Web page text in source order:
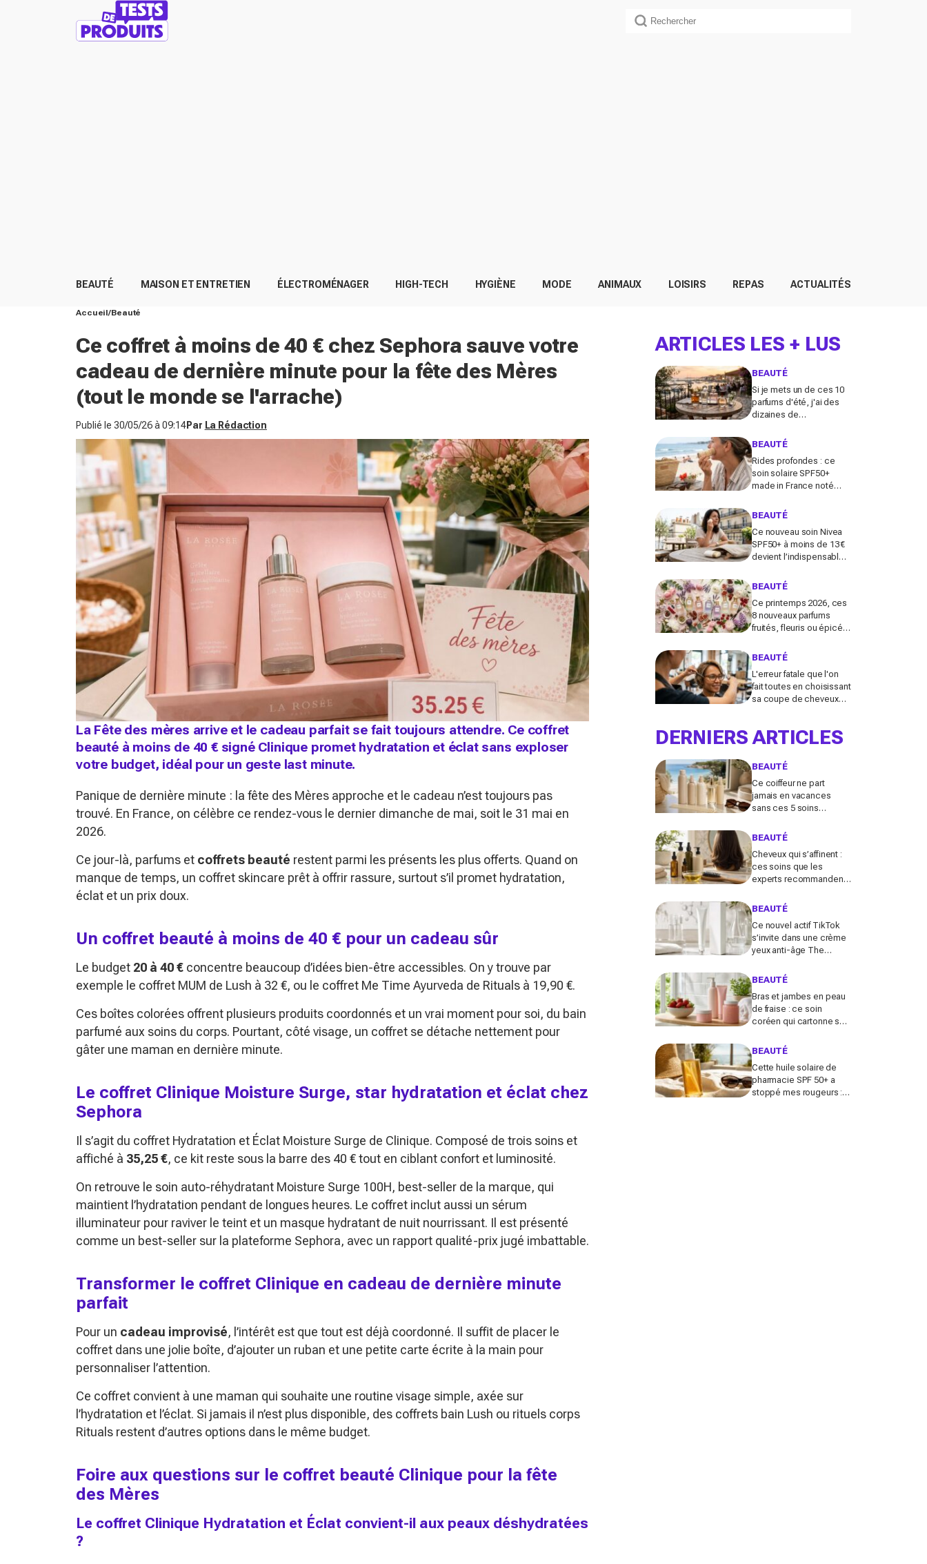
BEAUTÉ MAISON ET ENTRETIEN ÉLECTROMÉNAGER HIGH-TECH HYGIÈNE MODE ANIMAUX LOISIRS REPAS ACTUALITÉS
Accueil Beauté
Ce coffret à moins de 40 € chez Sephora sauve votre
cadeau de dernière minute pour la fête des Mères
(tout le monde se l'arrache)
Publié le 30/05/26 à 09:14Par La Rédaction
La Fête des mères arrive et le cadeau parfait se fait toujours attendre. Ce coffret
beauté à moins de 40 € signé Clinique promet hydratation et éclat sans exploser
votre budget, idéal pour un geste last minute.
Panique de dernière minute : la fête des Mères approche et le cadeau n’est toujours pas
trouvé. En France, on célèbre ce rendez-vous le dernier dimanche de mai, soit le 31 mai en
2026.
Ce jour-là, parfums et coffrets beauté restent parmi les présents les plus offerts. Quand on
manque de temps, un coffret skincare prêt à offrir rassure, surtout s’il promet hydratation,
éclat et un prix doux.
Un coffret beauté à moins de 40 € pour un cadeau sûr
Le budget 20 à 40 € concentre beaucoup d’idées bien-être accessibles. On y trouve par
exemple le coffret MUM de Lush à 32 €, ou le coffret Me Time Ayurveda de Rituals à 19,90 €.
Ces boîtes colorées offrent plusieurs produits coordonnés et un vrai moment pour soi, du bain
parfumé aux soins du corps. Pourtant, côté visage, un coffret se détache nettement pour
gâter une maman en dernière minute.
Le coffret Clinique Moisture Surge, star hydratation et éclat chez
Sephora
Il s’agit du coffret Hydratation et Éclat Moisture Surge de Clinique. Composé de trois soins et
affiché à 35,25 €, ce kit reste sous la barre des 40 € tout en ciblant confort et luminosité.
On retrouve le soin auto-réhydratant Moisture Surge 100H, best-seller de la marque, qui
maintient l’hydratation pendant de longues heures. Le coffret inclut aussi un sérum
illuminateur pour raviver le teint et un masque hydratant de nuit nourrissant. Il est présenté
comme un best-seller sur la plateforme Sephora, avec un rapport qualité-prix jugé imbattable.
Transformer le coffret Clinique en cadeau de dernière minute
parfait
Pour un cadeau improvisé, l’intérêt est que tout est déjà coordonné. Il suffit de placer le
coffret dans une jolie boîte, d’ajouter un ruban et une petite carte écrite à la main pour
personnaliser l’attention.
Ce coffret convient à une maman qui souhaite une routine visage simple, axée sur
l’hydratation et l’éclat. Si jamais il n’est plus disponible, des coffrets bain Lush ou rituels corps
Rituals restent d’autres options dans le même budget.
Foire aux questions sur le coffret beauté Clinique pour la fête
des Mères
Le coffret Clinique Hydratation et Éclat convient-il aux peaux déshydratées
?
ARTICLES LES + LUS
BEAUTÉ
Si je mets un de ces 10
parfums d'été, j'ai des
dizaines de
journée
BEAUTÉ
Rides profondes : ce
soin solaire SPF50+
made in France noté
de freiner leur apparition
BEAUTÉ
Ce nouveau soin Nivea
SPF50+ à moins de 13 €
devient l’indispensable
pour éviter les dégâts du
BEAUTÉ
Ce printemps 2026, ces
8 nouveaux parfums
fruités, fleuris ou épicés
Guerlain vont booster
BEAUTÉ
L'erreur fatale que l'on
fait toutes en choisissant
sa coupe de cheveux
DERNIERS ARTICLES
BEAUTÉ
Ce coiffeur ne part
jamais en vacances
sans ces 5 soins
minimaliste qui évite
BEAUTÉ
Cheveux qui s’affinent :
ces soins que les
experts recommandent
densité plus vite que
BEAUTÉ
Ce nouvel actif TikTok
s’invite dans une crème
yeux anti-âge The
: faut-il vraiment se ruer
BEAUTÉ
Bras et jambes en peau
de fraise : ce soin
coréen qui cartonne sur
la peau, mais pas pour
BEAUTÉ
Cette huile solaire de
pharmacie SPF 50+ a
stoppé mes rougeurs :